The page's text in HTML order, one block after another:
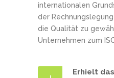
internationalen
der
die Qualität zu
Unternehmen zum
Erhielt